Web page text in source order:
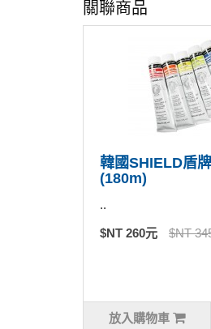
關聯商品
韓國SHIELD盾
(180m)
..
$NT 260元 $NT
放入購物車